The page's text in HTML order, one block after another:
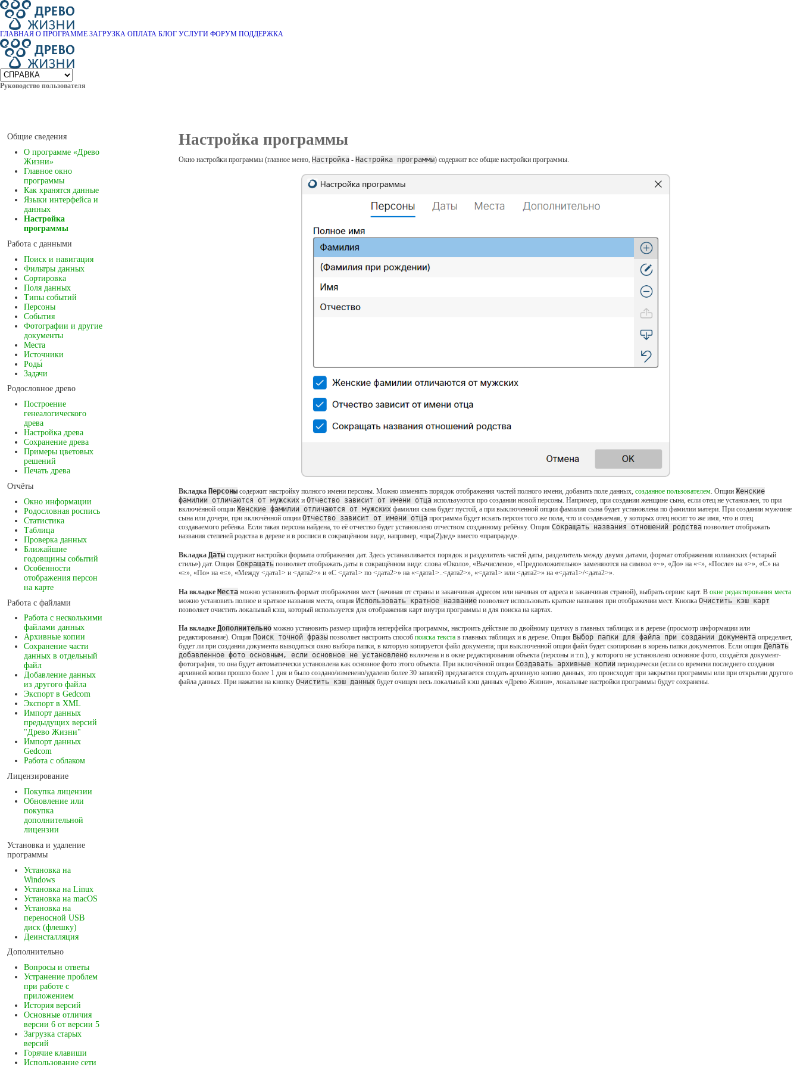
ГЛАВНАЯ О ПРОГРАММЕ ЗАГРУЗКА ОПЛАТА БЛОГ УСЛУГИ ФОРУМ ПОДДЕРЖКА
Руководство пользователя
Общие сведения
О программе «Древо
Жизни»
Главное окно
программы
Как хранятся данные
Языки интерфейса и
данных
Настройка
программы
Работа с данными
Поиск и навигация
Фильтры данных
Сортировка
Поля данных
Типы событий
Персоны
События
Фотографии и другие
документы
Места
Источники
Роды́
Задачи
Родословное древо
Построение
генеалогического
древа
Настройка древа
Сохранение древа
Примеры цветовых
решений
Печать древа
Отчёты
Окно информации
Родословная роспись
Статистика
Таблица
Проверка данных
Ближайшие
годовщины событий
Особенности
отображения персон
на карте
Работа с файлами
Работа с несколькими
файлами данных
Архивные копии
Сохранение части
данных в отдельный
файл
Добавление данных
из другого файла
Экспорт в Gedcom
Экспорт в XML
Импорт данных
предыдущих версий
"Древо Жизни"
Импорт данных
Gedcom
Работа с облаком
Лицензирование
Покупка лицензии
Обновление или
покупка
дополнительной
лицензии
Установка и удаление
программы
Установка на
Windows
Установка на Linux
Установка на macOS
Установка на
переносной USB
диск (флешку)
Деинсталляция
Дополнительно
Вопросы и ответы
Устранение проблем
при работе с
приложением
История версий
Основные отличия
версии 6 от версии 5
Загрузка старых
версий
Горячие клавиши
Использование сети
Настройка программы
Окно настройки программы (главное меню, Настройка - Настройка программы) содержит все общие настройки программы.
Вкладка Персоны содержит настройку полного имени персоны. Можно изменить порядок отображения частей полного имени, добавить поле данных, созданное пользователем. Опции Женские
фамилии отличаются от мужских и Отчество зависит от имени отца используются про создании новой персоны. Например, при создании женщине сына, если отец не установлен, то при
включённой опции Женские фамилии отличаются от мужских фамилия сына будет пустой, а при выключенной опции фамилия сына будет установлена по фамилии матери. При создании мужчине
сына или дочери, при включённой опции Отчество зависит от имени отца программа будет искать персон того же пола, что и создаваемая, у которых отец носит то же имя, что и отец
создаваемого ребёнка. Если такая персона найдена, то её отчество будет установлено отчеством созданному ребёнку. Опция Сокращать названия отношений родства позволяет отображать
названия степеней родства в дереве и в росписи в сокращённом виде, например, «пра(2)дед» вместо «прапрадед».
Вкладка Даты содержит настройки формата отображения дат. Здесь устанавливается порядок и разделитель частей даты, разделитель между двумя датами, формат отображения юлианских («старый
стиль») дат. Опция Сокращать позволяет отображать даты в сокращённом виде: слова «Около», «Вычислено», «Предположительно» заменяются на символ «~», «До» на «<», «После» на «>», «С» на
«≥», «По» на «≤», «Между <дата1> и <дата2>» и «С <дата1> по <дата2>» на «<дата1>..<дата2>», «<дата1> или <дата2>» на «<дата1>/<дата2>».
На вкладке Места можно установить формат отображения мест (начиная от страны и заканчивая адресом или начиная от адреса и заканчивая страной), выбрать сервис карт. В окне редактирования места
можно установить полное и краткое названия места, опция Использовать кратное название позволяет использовать краткие названия при отображении мест. Кнопка Очистить кэш карт
позволяет очистить локальный кэш, который используется для отображения карт внутри программы и для поиска на картах.
На вкладке Дополнительно можно установить размер шрифта интерфейса программы, настроить действие по двойному щелчку в главных таблицах и в дереве (просмотр информации или
редактирование). Опция Поиск точной фразы позволяет настроить способ поиска текста в главных таблицах и в дереве. Опция Выбор папки для файла при создании документа определяет,
будет ли при создании документа выводиться окно выбора папки, в которую копируется файл документа; при выключенной опции файл будет скопирован в корень папки документов. Если опция Делать
добавленное фото основным, если основное не установлено включена и в окне редактирования объекта (персоны и т.п.), у которого не установлено основное фото, создаётся документ-
фотография, то она будет автоматически установлена как основное фото этого объекта. При включённой опции Создавать архивные копии периодически (если со времени последнего создания
архивной копии прошло более 1 дня и было создано/изменено/удалено более 30 записей) предлагается создать архивную копию данных, это происходит при закрытии программы или при открытии другого
файла данных. При нажатии на кнопку Очистить кэш данных будет очищен весь локальный кэш данных «Древо Жизни», локальные настройки программы будут сохранены.